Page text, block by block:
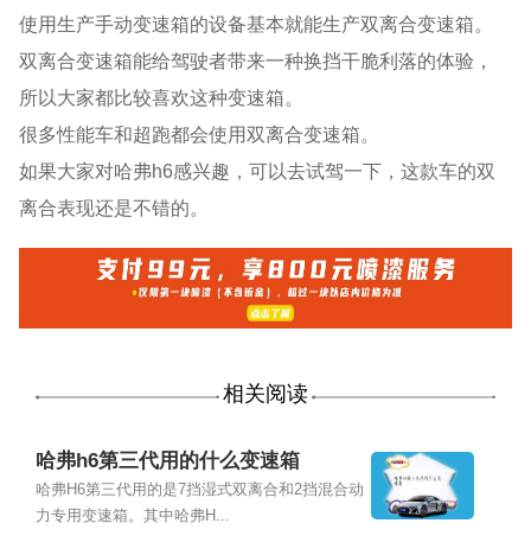
使用生产手动变速箱的设备基本就能生产双离合变速箱。
双离合变速箱能给驾驶者带来一种换挡干脆利落的体验，
所以大家都比较喜欢这种变速箱。
很多性能车和超跑都会使用双离合变速箱。
如果大家对哈弗h6感兴趣，可以去试驾一下，这款车的双
离合表现还是不错的。
相关阅读
哈弗h6第三代用的什么变速箱
哈弗H6第三代用的是7挡湿式双离合和2挡混合动
力专用变速箱。其中哈弗H...